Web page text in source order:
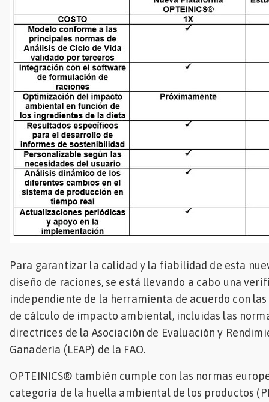
Para garantizar la calidad y la fiabilidad de esta
diseño de raciones, se está llevando a cabo una
independiente de la herramienta de acuerdo con
de cálculo de impacto ambiental, incluidas las
directrices de la Asociación de Evaluación y
Ganadería (LEAP) de la FAO.
OPTEINICS® también cumple con las normas
categoría de la huella ambiental de los productos